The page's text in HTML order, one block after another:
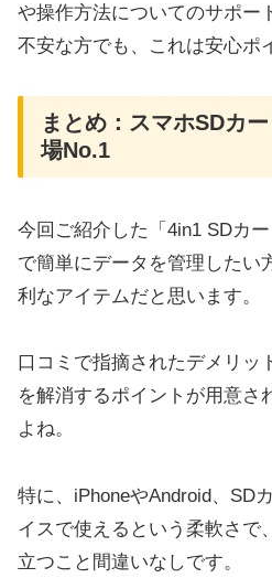
や操作方法についてのサポー
不安な方でも、これは安心ポ
まとめ：スマホSDカ
場No.1
今回ご紹介した「4in1 SDカ
で簡単にデータを管理したい
利なアイテムだと思います。
口コミで指摘されたデメリッ
を解消するポイントが用意さ
よね。
特に、iPhoneやAndroid、SD
イスで使えるという柔軟さで
立つこと間違いなしです。